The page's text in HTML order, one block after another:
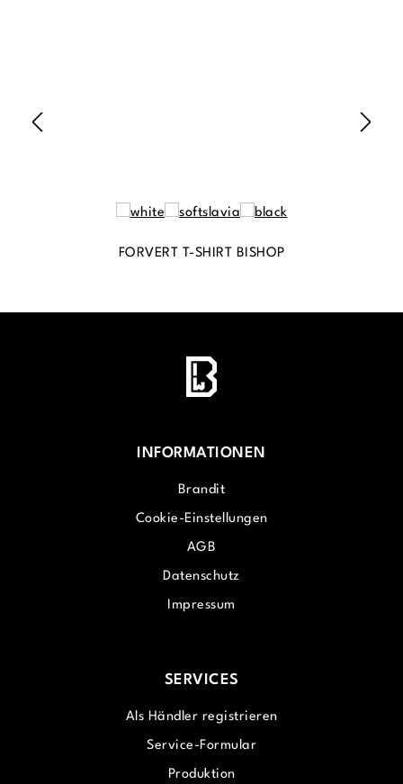
FORVERT T-SHIRT BISHOP
INFORMATIONEN
Brandit
Cookie-Einstellungen
AGB
Datenschutz
Impressum
SERVICES
Als Händler registrieren
Service-Formular
Produktion